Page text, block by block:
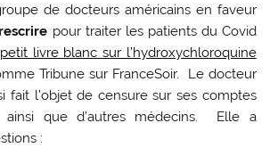
de docteurs américains en faveur
pour traiter les patients du Covid
livre blanc sur l’hydroxychloroquine
Tribune sur FranceSoir. Le docteur
fait l’objet de censure sur ses comptes
ainsi que d’autres médecins. Elle a
: